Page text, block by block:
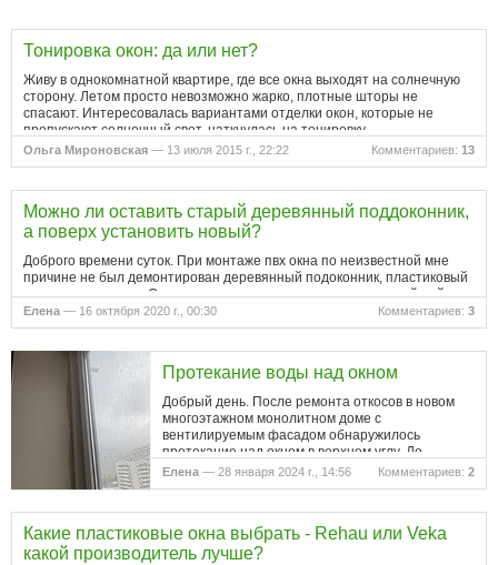
Тонировка окон: да или нет?
Живу в однокомнатной квартире, где все окна выходят на солнечную
сторону. Летом просто невозможно жарко, плотные шторы не
спасают. Интересовалась вариантами отделки окон, которые не
пропускают солнечный свет, наткнулась на тонировку,
заинтересовалась.…
Ольга Мироновская — 13 июля 2015 г., 22:22 Комментариев: 13
Можно ли оставить старый деревянный поддоконник,
а поверх установить новый?
Доброго времени суток. При монтаже пвх окна по неизвестной мне
причине не был демонтирован деревянный подоконник, пластиковый
установили сверху. Отразится ли это на окнах при их дальнейшей
эксплуатации. И ещё, между новым подоконник ом и старым
деревянным…
Елена — 16 октября 2020 г., 00:30 Комментариев: 3
Протекание воды над окном
Добрый день. После ремонта откосов в новом
многоэтажном монолитном доме с
вентилируемым фасадом обнаружилось
протекание над окном в верхнем углу. До
ремонта проблем не замечали. В чем может
быть причина…
Елена — 28 января 2024 г., 14:56 Комментариев: 2
Какие пластиковые окна выбрать - Rehau или Veka
какой производитель лучше?